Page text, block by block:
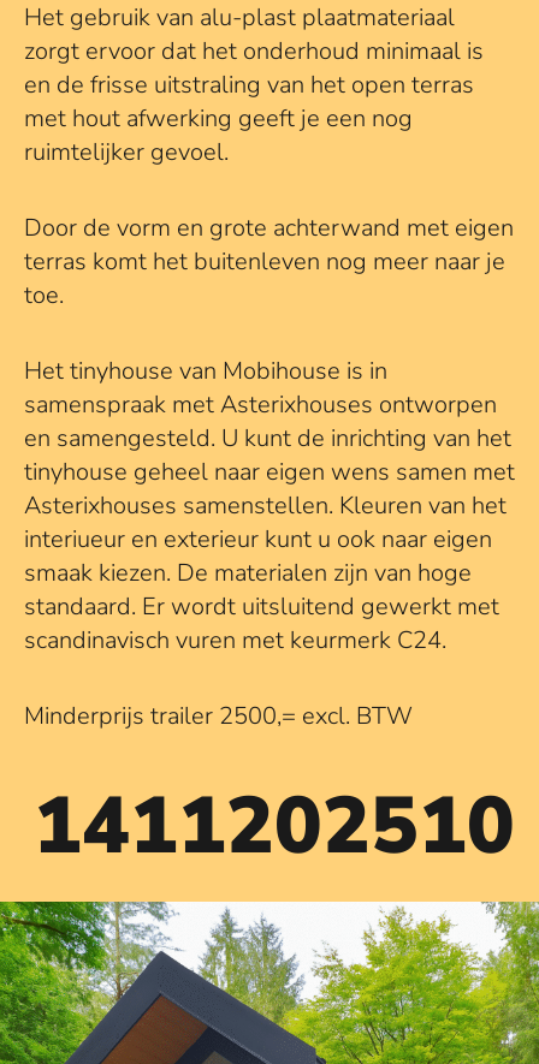
Het gebruik van alu-plast plaatmateriaal
zorgt ervoor dat het onderhoud minimaal is
en de frisse uitstraling van het open terras
met hout afwerking geeft je een nog
ruimtelijker gevoel.
Door de vorm en grote achterwand met eigen
terras komt het buitenleven nog meer naar je
toe.
Het tinyhouse van Mobihouse is in
samenspraak met Asterixhouses ontworpen
en samengesteld. U kunt de inrichting van het
tinyhouse geheel naar eigen wens samen met
Asterixhouses samenstellen. Kleuren van het
interiueur en exterieur kunt u ook naar eigen
smaak kiezen. De materialen zijn van hoge
standaard. Er wordt uitsluitend gewerkt met
scandinavisch vuren met keurmerk C24.
Minderprijs trailer 2500,= excl. BTW
1411202510